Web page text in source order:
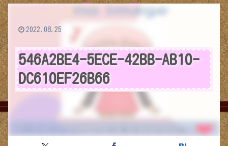
546A2BE4-5ECE-42BB-AB10-
DC610EF26B66
2022.08.25